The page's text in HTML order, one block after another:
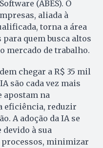
(ABES). O
aliada à
torna a área
quem busca altos
mercado de trabalho.
chegar a R$ 35 mil
são cada vez mais
apostam na
eficiência, reduzir
A adoção da IA se
à sua
processos, minimizar